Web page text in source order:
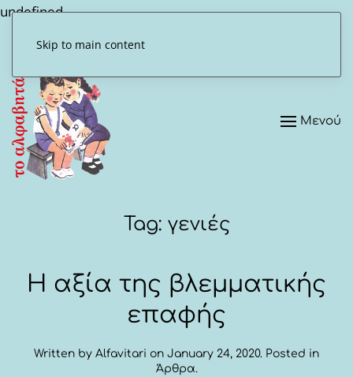
undefined
Skip to main content
Μενού
Tag: γενιές
Η αξία της βλεμματικής
επαφής
Written by Alfavitari on January 24, 2020. Posted in
Άρθρα.